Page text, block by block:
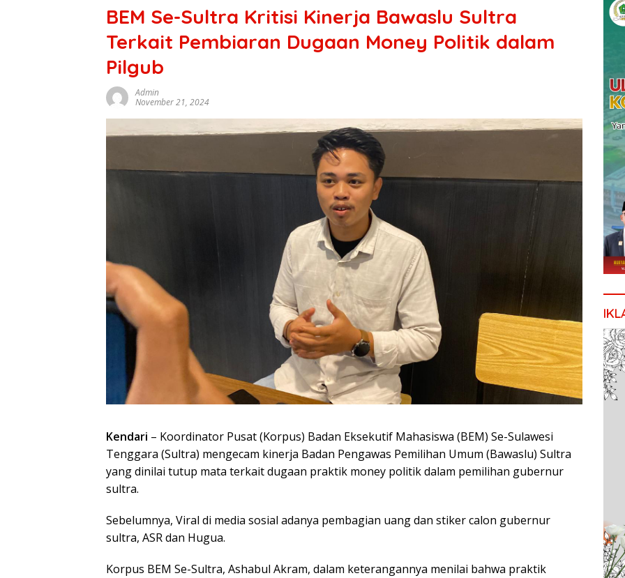
BEM Se-Sultra Kritisi Kinerja Bawaslu Sultra
Terkait Pembiaran Dugaan Money Politik dalam
Pilgub
Admin
November 21, 2024
Kendari – Koordinator Pusat (Korpus) Badan Eksekutif Mahasiswa (BEM) Se-Sulawesi
Tenggara (Sultra) mengecam kinerja Badan Pengawas Pemilihan Umum (Bawaslu) Sultra
yang dinilai tutup mata terkait dugaan praktik money politik dalam pemilihan gubernur
sultra.
Sebelumnya, Viral di media sosial adanya pembagian uang dan stiker calon gubernur
sultra, ASR dan Hugua.
Korpus BEM Se-Sultra, Ashabul Akram, dalam keterangannya menilai bahwa praktik